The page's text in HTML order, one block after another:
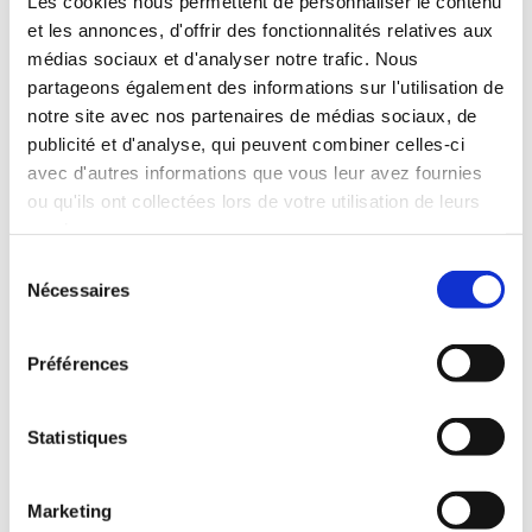
et les annonces, d'offrir des fonctionnalités relatives aux
médias sociaux et d'analyser notre trafic. Nous
partageons également des informations sur l'utilisation de
notre site avec nos partenaires de médias sociaux, de
publicité et d'analyse, qui peuvent combiner celles-ci
avec d'autres informations que vous leur avez fournies
ou qu'ils ont collectées lors de votre utilisation de leurs
Nécessaires
Préférences
Statistiques
Marketing
chapeaux de champignons avec le quart de la
garniture. Garnir avec le reste du parmesan et
de la chapelure.
Cuire 15 minutes ou jusqu’à ce que les
champignons soient dorés et tendres.
NUTRITION
Quotidienne